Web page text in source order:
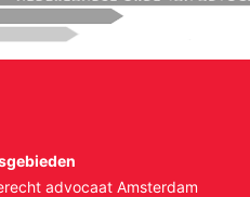
advocaat Amsterdam